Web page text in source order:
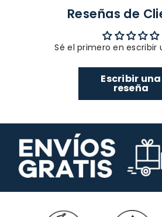
Reseñas de
Sé el primero en escribir
Escribir una
reseña